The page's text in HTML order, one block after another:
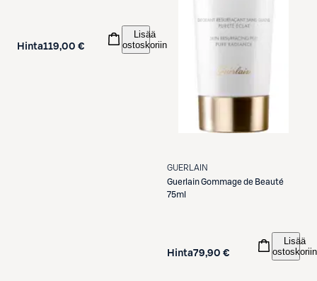
Hinta119,00 €
Lisää
ostoskoriin
GUERLAIN
GuerlainGommage de Beauté
75ml
Hinta79,90 €
Lisää
ostoskoriin